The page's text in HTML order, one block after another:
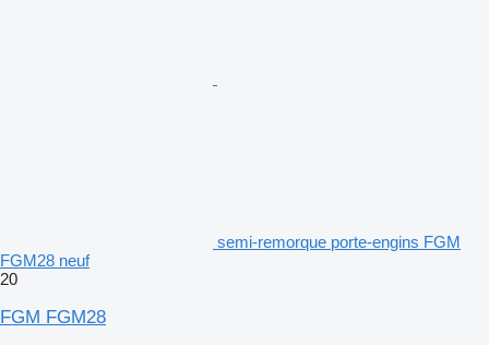
semi-remorque porte-engins FGM
FGM28 neuf
20
FGM FGM28